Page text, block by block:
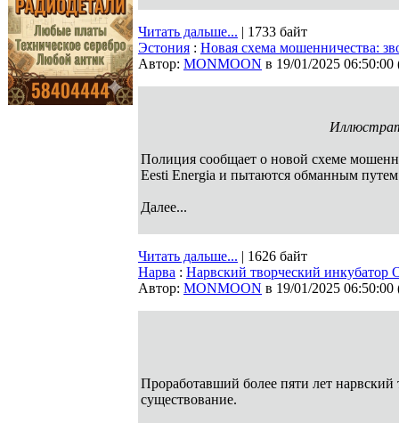
Читать дальше... | 1733 байт
Эстония : Новая схема мошенничества:
Автор: MONMOON в 19/01/2025 06:50:00
Полиция сообщает о новой схеме
Eesti Energia и пытаются обманным
Далее...
Читать дальше... | 1626 байт
Нарва : Нарвский творческий инкубатор
Автор: MONMOON в 19/01/2025 06:50:00
Проработавший более пяти лет
существование.